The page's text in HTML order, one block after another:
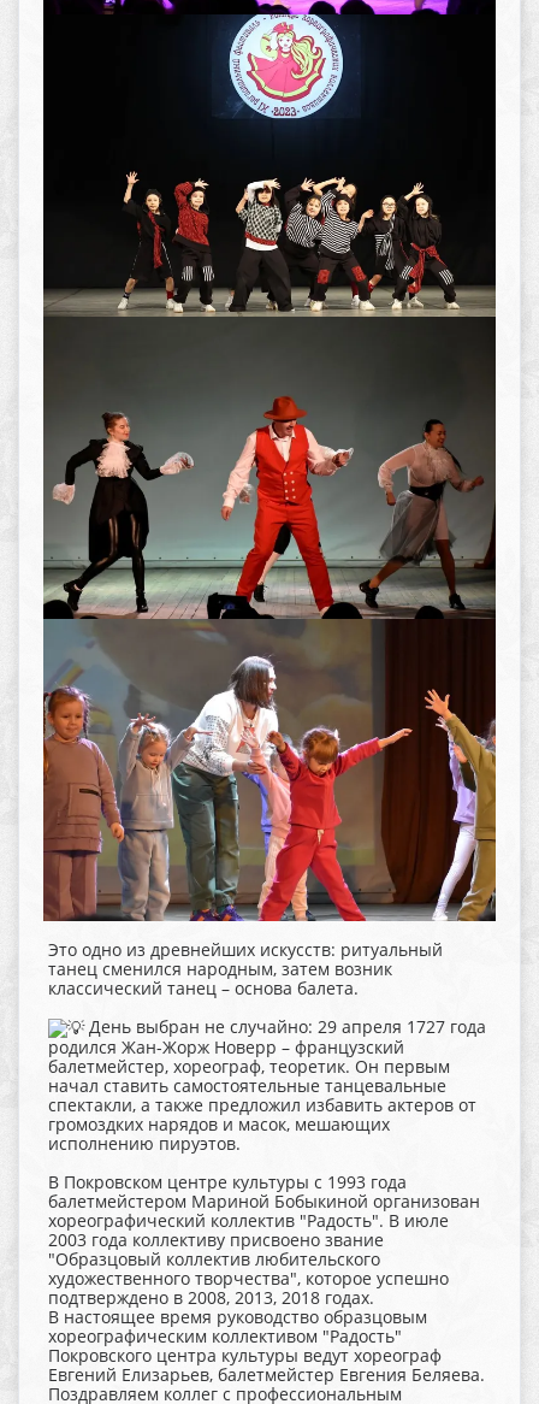
Это одно из древнейших искусств: ритуальный
танец сменился народным, затем возник
классический танец – основа балета.
День выбран не случайно: 29 апреля 1727 года
родился Жан-Жорж Новерр – французский
балетмейстер, хореограф, теоретик. Он первым
начал ставить самостоятельные танцевальные
спектакли, а также предложил избавить актеров от
громоздких нарядов и масок, мешающих
исполнению пируэтов.
В Покровском центре культуры с 1993 года
балетмейстером Мариной Бобыкиной организован
хореографический коллектив "Радость". В июле
2003 года коллективу присвоено звание
"Образцовый коллектив любительского
художественного творчества", которое успешно
подтверждено в 2008, 2013, 2018 годах.
В настоящее время руководство образцовым
хореографическим коллективом "Радость"
Покровского центра культуры ведут хореограф
Евгений Елизарьев, балетмейстер Евгения Беляева.
Поздравляем коллег с профессиональным